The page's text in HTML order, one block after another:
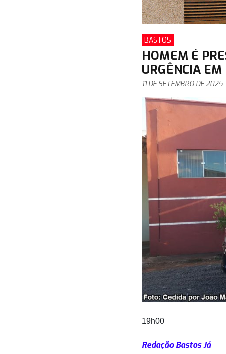
BASTOS
HOMEM É
URGÊNCIA EM
11 DE SETEMBRO DE 2025
19h00
Redação Bastos Já